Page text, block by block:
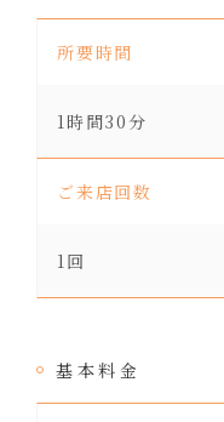
所要時間
1時間30分
ご来店回数
1回
基本料金